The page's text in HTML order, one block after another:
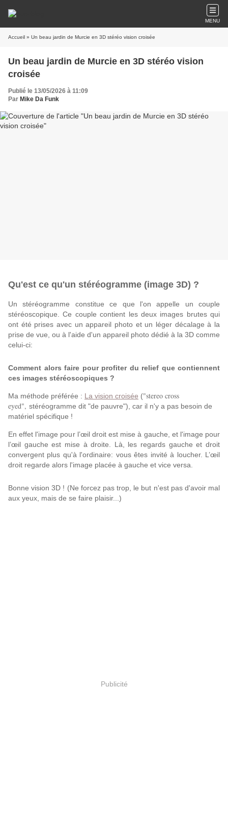
MENU
Accueil » Un beau jardin de Murcie en 3D stéréo vision croisée
Un beau jardin de Murcie en 3D stéréo vision
croisée
Publié le 13/05/2026 à 11:09
Par Mike Da Funk
Qu'est ce qu'un stéréogramme (image 3D) ?
Un stéréogramme constitue ce que l'on appelle un couple
stéréoscopique. Ce couple contient les deux images brutes qui
ont été prises avec un appareil photo et un léger décalage à la
prise de vue, ou à l'aide d'un appareil photo dédié à la 3D comme
celui-ci:
Comment alors faire pour profiter du relief que contiennent
ces images stéréoscopiques ?
Ma méthode préférée : La vision croisée ("stereo cross
eyed", stéréogramme dit "de pauvre"), car il n'y a pas besoin de
matériel spécifique !
En effet l'image pour l’œil droit est mise à gauche, et l'image pour
l’œil gauche est mise à droite. Là, les regards gauche et droit
convergent plus qu'à l'ordinaire: vous êtes invité à loucher. L’œil
droit regarde alors l'image placée à gauche et vice versa.
Bonne vision 3D ! (Ne forcez pas trop, le but n'est pas d'avoir mal
aux yeux, mais de se faire plaisir...)
Publicité